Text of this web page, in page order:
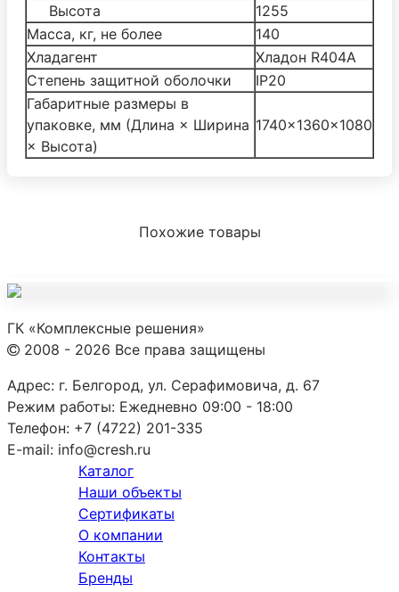
Высота
1255
Масса, кг, не более
140
Хладагент
Хладон R404А
Степень защитной оболочки
IP20
Габаритные размеры в
упаковке, мм (Длина × Ширина
× Высота)
1740×1360×1080
Похожие товары
ГК «Комплексные решения»
2008 - 2026 Все права защищены
Адрес: г. Белгород, ул. Серафимовича, д. 67
Режим работы: Ежедневно 09:00 - 18:00
Телефон: +7 (4722) 201-335
E-mail: info@cresh.ru
Каталог
Наши объекты
Сертификаты
О компании
Контакты
Бренды